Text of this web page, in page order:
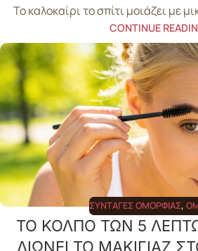
Το καλοκαίρι το σπίτι μοιάζει με
CONTINUE
ΣΥΝΤΑΓΈΣ ΟΜΟΡΦΙΆΣ,
ΤΟ ΚΟΛΠΟ ΤΩΝ 5
ΛΙΩΝΕΙ ΤΟ ΜΑΚΙΓΙΑΖ